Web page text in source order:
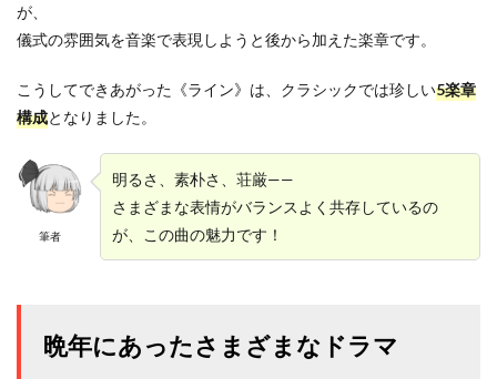
が、
儀式の雰囲気を音楽で表現しようと後から加えた楽章です。
こうしてできあがった《ライン》は、クラシックでは珍しい5楽章
構成となりました。
筆者
明るさ、素朴さ、荘厳——
さまざまな表情がバランスよく共存しているの
が、この曲の魅力です！
晩年にあったさまざまなドラマ